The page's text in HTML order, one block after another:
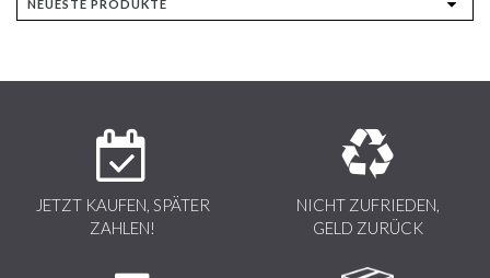
JETZT KAUFEN, SPÄTER
ZAHLEN!
NICHT ZUFRIEDEN,
GELD ZURÜCK